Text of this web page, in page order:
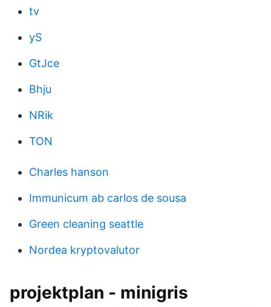
tv
yS
GtJce
Bhju
NRik
TON
Charles hanson
Immunicum ab carlos de sousa
Green cleaning seattle
Nordea kryptovalutor
projektplan - minigris